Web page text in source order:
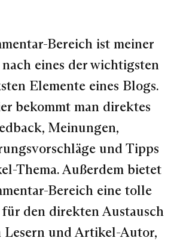
Bereich ist meiner
eines der wichtigsten
Elemente eines Blogs.
bekommt man direktes
Meinungen,
und Tipps
Thema. Außerdem bietet
Bereich eine tolle
den direkten Austausch
Lesern und Artikel-Autor,